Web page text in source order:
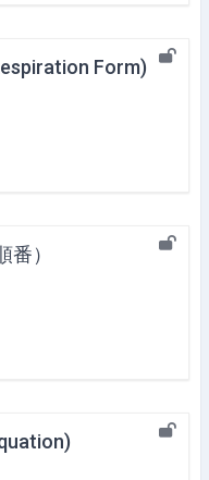
Form)
）